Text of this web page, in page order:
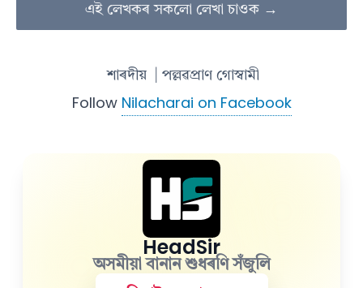
এই লেখকৰ সকলো লেখা চাওক →
শাৰদীয় | পল্লৱপ্ৰাণ গোস্বামী
Follow Nilacharai on Facebook
HeadSir
অসমীয়া বানান শুধৰণি সঁজুলি